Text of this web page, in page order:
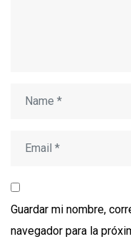
Guardar mi nombre,
navegador para la